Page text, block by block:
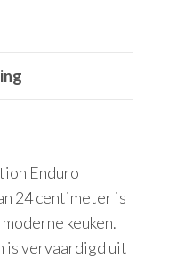
Enduro
24 centimeter is
keuken.
is vervaardigd uit